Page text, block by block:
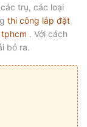
trụ, các loại
thi công lắp đặt
. Với cách
bỏ ra.